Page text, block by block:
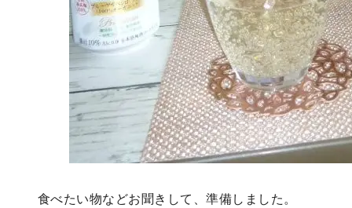
食べたい物などお聞きして、準備しました。